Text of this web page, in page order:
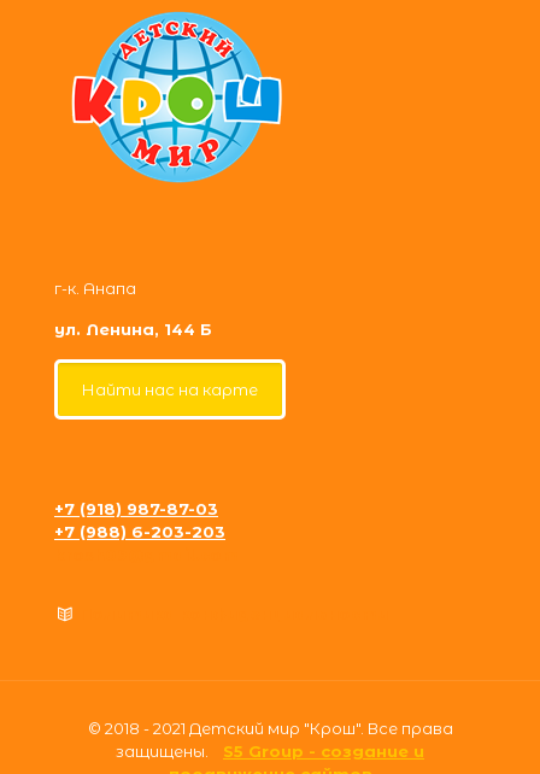
г-к. Анапа
ул. Ленина, 144 Б
Найти нас на карте
+7 (918) 987-87-03
+7 (988) 6-203-203
© 2018 - 2021 Детский мир "Крош". Все права
защищены. S5 Group - создание и